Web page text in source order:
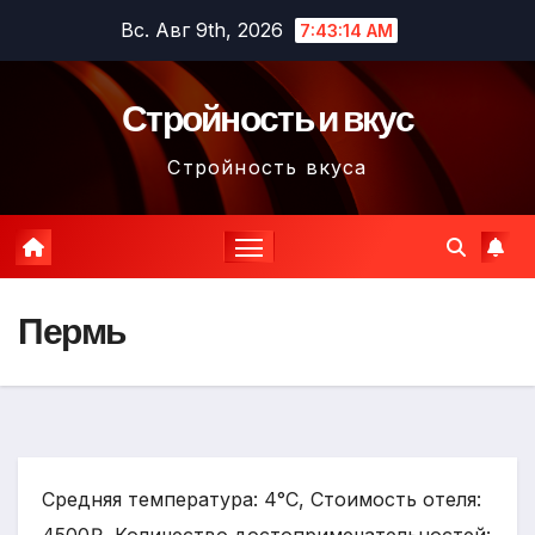
содержимому
Вс. Авг 9th, 2026 7:43:15 AM
Стройность и вкус
Стройность вкуса
Пермь
Средняя температура: 4°C, Стоимость отеля: